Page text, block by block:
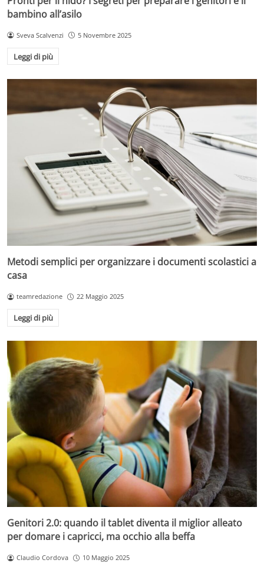
bambino all’asilo
Sveva Scalvenzi 5 Novembre 2025
Leggi di più
Metodi semplici per organizzare i documenti scolastici a
casa
teamredazione 22 Maggio 2025
Leggi di più
Genitori 2.0: quando il tablet diventa il miglior alleato
per domare i capricci, ma occhio alla beffa
Claudio Cordova 10 Maggio 2025